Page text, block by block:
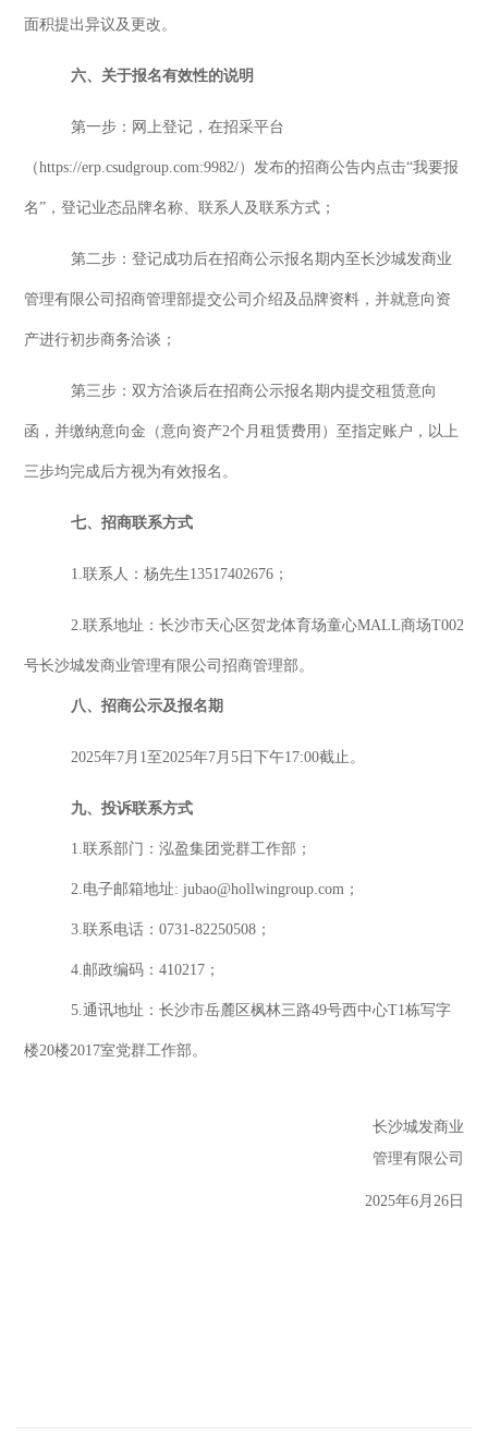
面积提出异议及更改。
六、 关于报名有效性的说明
第一步：网上登记，在招采平台
（https://erp.csudgroup.com:9982/）发布的招商公告内点击“我要报
名”，登记业态品牌名称、联系人及联系方式；
第二步： 登记成功后在招商公示报名期内至长沙城发商业
管理有限公司招商管理部提交公司介绍及品牌资料，并就意向资
产进行初步商务洽谈；
第三步：双方洽谈后在招商公示报名期内提交租赁意向
函，并缴纳意向金（意向 资产2个月 租赁费用 ）至指定账户，以上
三步均完成后方视为有效报名。
七、招商联系方式
1.联系人 ： 杨先生13517402676 ；
2.联系地址： 长沙市天心区贺龙体育场童心MALL商场T002
号长沙城发商业管理有限公司招商管理部。
八、招商公示及报名期
2025年7月 1至2025年7月 5 日下午17:00截止。
九、投诉联系方式
1.联系部门：泓盈集团党群工作部；
2.电子邮箱地址: jubao@hollwingroup.com；
3.联系电话：0731-82250508；
4.邮政编码：410217；
5.通讯地址：长沙市岳麓区枫林三路49号西中心T1栋写字
楼20楼2017室党群工作部。
长沙城发商业
管理有限公司
2025年6月 26 日